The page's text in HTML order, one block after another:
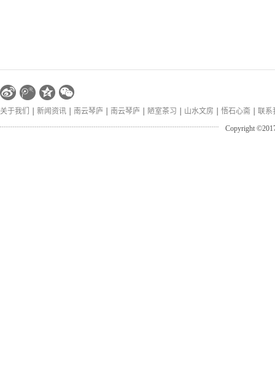
关于我们 新闻资讯 南云琴庐 南云琴庐 陋室茶习 山水文房 悟石心斋
联系
Copyright